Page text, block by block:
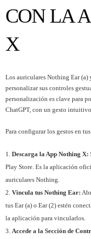
CON LA
X
Los auriculares Nothing Ear
personalizar sus controles
personalización es clave para
ChatGPT, con un gesto
Para configurar los gestos en
Descarga la App Nothing X:
Play Store. Es la aplicación
auriculares Nothing.
Vincula tus Nothing Ear:
tus Ear (a) o Ear (2) estén
la aplicación para vincularlos.
Accede a la Sección de